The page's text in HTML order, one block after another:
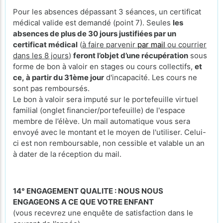
Pour les absences dépassant 3 séances, un certificat
médical valide est demandé (point 7). Seules les
absences de plus de 30 jours justifiées par un
certificat médical (à faire parvenir par mail ou courrier
dans les 8 jours) feront l’objet d’une récupération sous
forme de bon à valoir en stages ou cours collectifs, et
ce, à partir du 31ème jour d'incapacité. Les cours ne
sont pas remboursés.
Le bon à valoir sera imputé sur le portefeuille virtuel
familial (onglet financier/portefeuille) de l'espace
membre de l’élève. Un mail automatique vous sera
envoyé avec le montant et le moyen de l'utiliser. Celui-
ci est non remboursable, non cessible et valable un an
à dater de la réception du mail.
14° ENGAGEMENT QUALITE : NOUS NOUS
ENGAGEONS A CE QUE VOTRE ENFANT
(vous recevrez une enquête de satisfaction dans le